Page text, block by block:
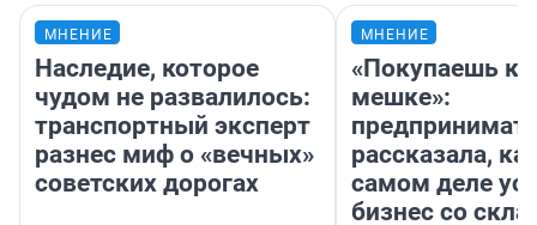
МНЕНИЕ
Наследие, которое
чудом не развалилось:
транспортный эксперт
разнес миф о «вечных»
советских дорогах
МНЕНИЕ
«Покупаешь
мешке»:
рассказала,
самом деле
бизнес со